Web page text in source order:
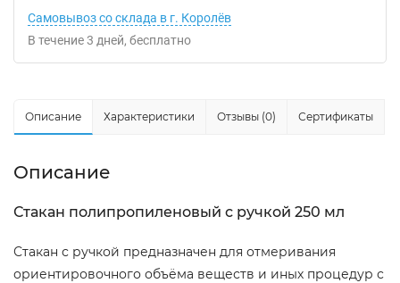
Самовывоз со склада в г. Королёв
В течение3 дней Бесплатно
Описание Характеристики Отзывы (0) Сертификаты
Описание
Стакан полипропиленовый с ручкой 250 мл
Стакан с ручкой предназначен для отмеривания
ориентировочного объёма веществ и иных процедур с